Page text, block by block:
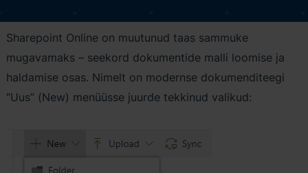
Sharepoint Online on muutunud taas sammuke
mugavamaks – seekord dokumentide malli loomise ja
haldamise osas. Nimelt on modernse dokumenditeegi
“Uus” (New) menüüsse juurde tekkinud valikud: